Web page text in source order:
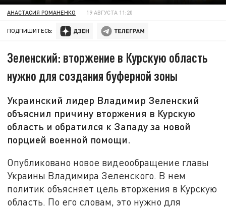
АНАСТАСИЯ РОМАНЕНКО 19 АВГУСТА 11:20
ПОДПИШИТЕСЬ:
Зеленский: вторжение в Курскую область
нужно для создания буферной зоны
Украинский лидер Владимир Зеленский
объяснил причину вторжения в Курскую
область и обратился к Западу за новой
порцией военной помощи.
Опубликовано новое видеообращение главы
Украины Владимира Зеленского. В нем
политик объясняет цель вторжения в Курскую
область. По его словам, это нужно для